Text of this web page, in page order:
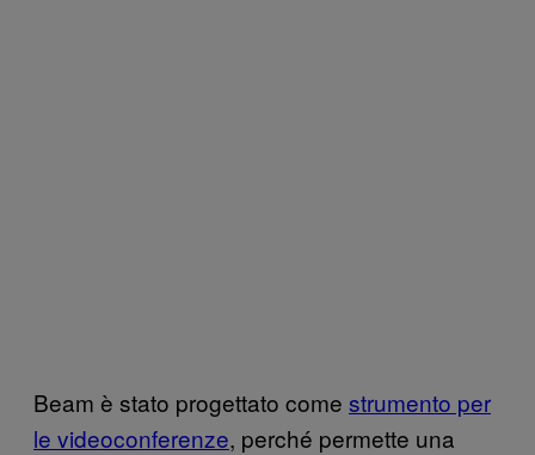
Beam è stato progettato come strumento per
le videoconferenze, perché permette una